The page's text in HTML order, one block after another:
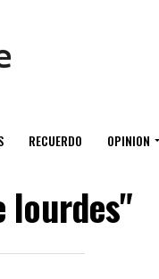
RECUERDO OPINION
lourdes"